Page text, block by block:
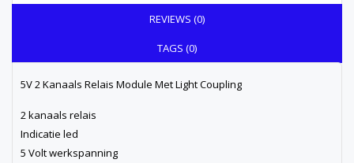
REVIEWS (0)
TAGS (0)
5V 2 Kanaals Relais Module Met Light Coupling
2 kanaals relais
Indicatie led
5 Volt werkspanning